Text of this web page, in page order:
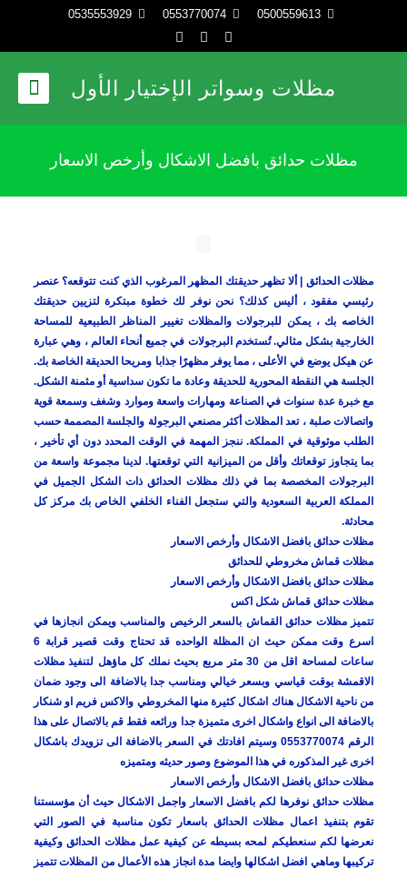
0500559613
0553770074
0535553929
مظلات وسواتر الإختيار الأول
مظلات حدائق بافضل الاشكال وأرخص الاسعار
مظلات الحدائق | ألا تظهر حديقتك المظهر المرغوب الذي كنت تتوقعه؟ عنصر
رئيسي مفقود ، أليس كذلك؟ نحن نوفر لك خطوة مبتكرة لتزيين حديقتك
الخاصه بك ، يمكن للبرجولات والمظلات تغيير المناظر الطبيعية للمساحة
الخارجية بشكل مثالي. تُستخدم البرجولات في جميع أنحاء العالم ، وهي عبارة
عن هيكل يوضع في الأعلى ، مما يوفر مظهرًا جذابا ومريحا الحديقة الخاصة بك.
الجلسة هي النقطة المحورية للحديقة وعادة ما تكون سداسية أو مثمنة الشكل.
مع خبرة عدة سنوات في الصناعة ومهارات واسعة وموارد وشغف وسمعة قوية
واتصالات صلبة ، تعد المظلات أكثر مصنعي البرجولة والجلسة المصممة حسب
الطلب موثوقية في المملكة. ننجز المهمة في الوقت المحدد دون أي تأخير ،
بما يتجاوز توقعاتك وأقل من الميزانية التي توقعتها. لدينا مجموعة واسعة من
البرجولات المخصصة بما في ذلك مظلات الحدائق ذات الشكل الجميل في
المملكة العربية السعودية والتي ستجعل الفناء الخلفي الخاص بك مركز كل
محادثة.
مظلات حدائق بافضل الاشكال وأرخص الاسعار
مظلات قماش مخروطي للحدائق
مظلات حدائق بافضل الاشكال وأرخص الاسعار
مظلات حدائق قماش شكل اكس
تتميز مظلات حدائق القماش بالسعر الرخيص والمناسب ويمكن انجازها في
اسرع وقت ممكن حيث ان المظلة الواحده قد تحتاج وقت قصير قرابة 6
ساعات لمساحة اقل من 30 متر مربع بحيث نملك كل ماؤهل لتنفيذ مظلات
الاقمشة بوقت قياسي وبسعر خيالي ومناسب جدا بالاضافة الى وجود ضمان
من ناحية الاشكال هناك اشكال كثيرة منها المخروطي والاكس فريم او شنكار
بالاضافة الى انواع واشكال اخرى متميزة جدا ورائعه فقط قم بالاتصال على هذا
الرقم 0553770074 وسيتم افادتك في السعر بالاضافة الى تزويدك باشكال
اخرى غير المذكوره في هذا الموضوع وصور حديثه ومتميزه
مظلات حدائق بافضل الاشكال وأرخص الاسعار
مظلات حدائق نوفرها لكم بافضل الاسعار واجمل الاشكال حيث أن مؤسستنا
تقوم بتنفيذ اعمال مظلات الحدائق باسعار تكون مناسبة في الصور التي
نعرضها لكم سنعطيكم لمحه بسيطه عن كيفية عمل مظلات الحدائق وكيفية
تركيبها وماهي افضل اشكالها وايضا مدة انجاز هذه الأعمال من المظلات تتميز